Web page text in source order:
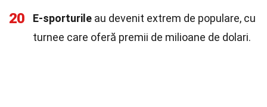
20 E-sporturile au devenit extrem de populare, cu
turnee care oferă premii de milioane de dolari.